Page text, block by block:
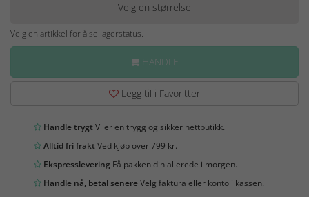
Velg en størrelse
Velg en artikkel for å se lagerstatus.
HANDLE
Legg til i Favoritter
Handle trygtVi er en trygg og sikker nettbutikk.
Alltid fri fraktVed kjøp over 799 kr.
Ekspresslevering Få pakken din allerede i morgen.
Handle nå, betal senereVelg faktura eller konto i kassen.